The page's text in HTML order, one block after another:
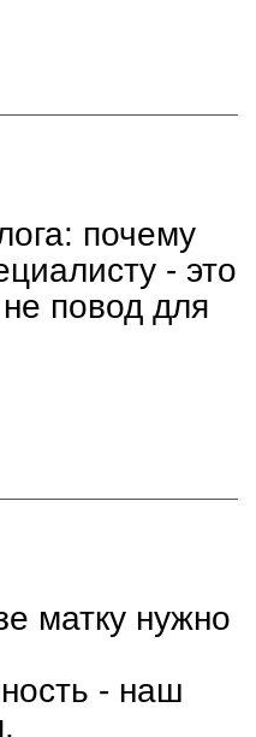
почему
- это
повод для
матку нужно
- наш